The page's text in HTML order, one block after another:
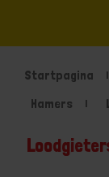
Startpagina
Hamers